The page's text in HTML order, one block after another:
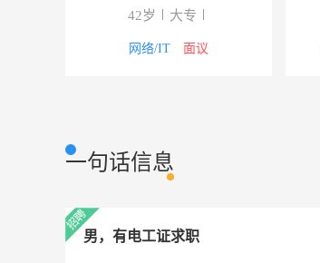
法务专员 律师法律
42岁 大专
网络/IT 面议
一句话信息
男，有电工证求职